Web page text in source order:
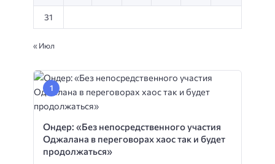
31
« Июл
Ондер: «Без непосредственного участия
Оджалана в переговорах хаос так и будет
продолжаться»